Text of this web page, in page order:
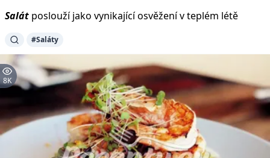
Salát poslouží jako vynikající osvěžení v teplém létě
#Saláty
8K